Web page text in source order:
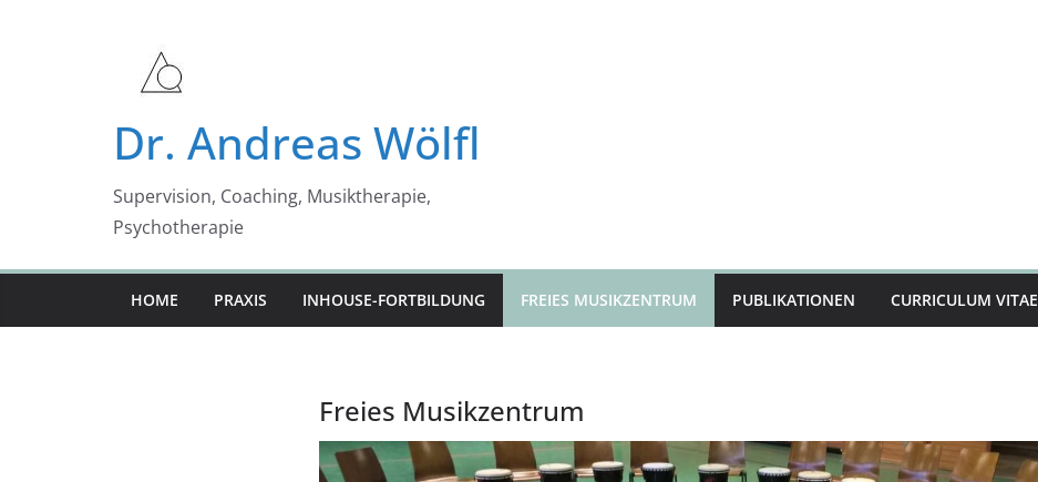
Dr. Andreas Wölfl
Supervision, Coaching, Musiktherapie,
Psychotherapie
HOME PRAXIS INHOUSE-FORTBILDUNG FREIES MUSIKZENTRUM PUBLIKATIONEN CURRICULUM VITAE
Freies Musikzentrum